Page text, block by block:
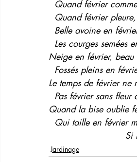
Quand février
Quand février pleure,
Belle avoine en
Les courges semées
Neige en février, beau
Fossés pleins en
Le temps de février ne
Pas février sans
Quand la bise oublie
Qui taille en
Si
Jardinage